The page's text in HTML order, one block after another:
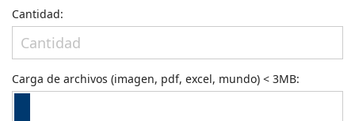
Cantidad:
Carga de archivos (imagen, pdf, excel, mundo) < 3MB: